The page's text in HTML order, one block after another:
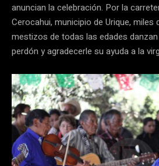
anuncian la celebración. Por la
Cerocahui, municipio de Urique, miles
mestizos de todas las edades
perdón y agradecerle su ayuda a la